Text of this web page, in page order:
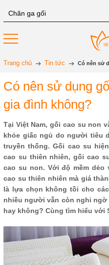
Trang chủ Tin tức Có nên sử
Có nên sử dụng
gia đình không?
Tại Việt Nam, gối cao su non
khỏe giấc ngủ do người tiêu
truyền thống. Gối cao su
cao su thiên nhiên, gối cao
cao su non. Với độ mềm
cao su thiên nhiên mà giá
là lựa chọn không tồi cho
nhiều người vẫn còn nghi
hay không? Cùng tìm hiểu với